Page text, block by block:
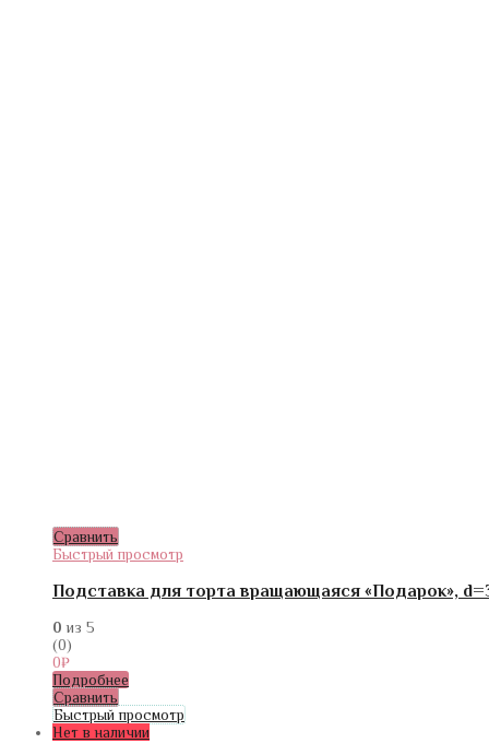
Сравнить
Быстрый просмотр
Подставка для торта вращающаяся «Подарок»,
0 из 5
(0)
0₽
Подробнее
Сравнить
Быстрый просмотр
Нет в наличии